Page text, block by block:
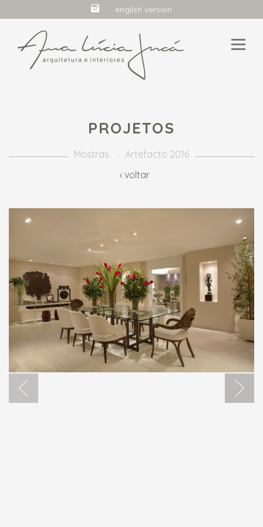
english version
PERFIL
PROJETOS
MIDIA
CONTATO
PROJETOS
Mostras
Artefacto 2016
‹ voltar